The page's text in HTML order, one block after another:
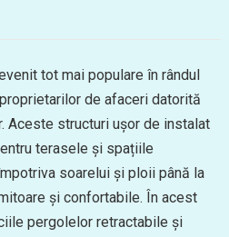
tot mai populare în rândul
de afaceri datorită
Aceste structuri ușor de instalat
terasele și spațiile
soarelui și ploii până la
și confortabile. În acest
pergolelor retractabile și